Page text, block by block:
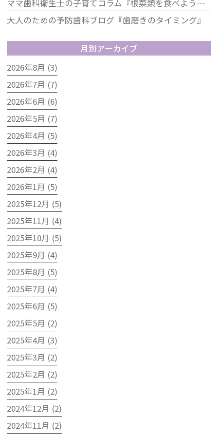
ママ歯科衛生士の子育てコラム『根菜類を食べよう！歯科の視点から見た根菜のうれしい効果』
大人のための予防歯科ブログ『歯磨きのタイミング』
月別アーカイブ
2026年8月 (3)
2026年7月 (7)
2026年6月 (6)
2026年5月 (7)
2026年4月 (5)
2026年3月 (4)
2026年2月 (4)
2026年1月 (5)
2025年12月 (5)
2025年11月 (4)
2025年10月 (5)
2025年9月 (4)
2025年8月 (5)
2025年7月 (4)
2025年6月 (5)
2025年5月 (2)
2025年4月 (3)
2025年3月 (2)
2025年2月 (2)
2025年1月 (2)
2024年12月 (2)
2024年11月 (2)